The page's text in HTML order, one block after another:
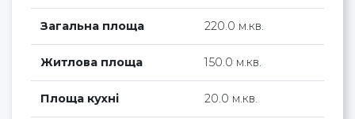
Загальна площа 220.0 м.кв.
Житлова площа 150.0 м.кв.
Площа кухні 20.0 м.кв.